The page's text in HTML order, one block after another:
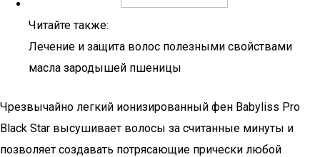
Читайте также:
Лечение и защита волос полезными свойствами
масла зародышей пшеницы
Чрезвычайно легкий ионизированный фен Babyliss Pro
Black Star высушивает волосы за считанные минуты и
позволяет создавать потрясающие прически любой